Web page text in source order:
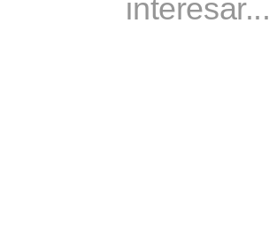
interesar...